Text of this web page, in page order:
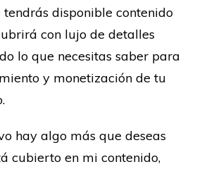
tendrás disponible contenido
con lujo de detalles
lo que necesitas saber para
y monetización de tu
hay algo más que deseas
cubierto en mi contenido,